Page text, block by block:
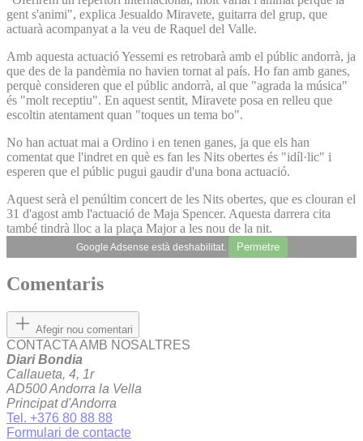
gent s'animi", explica Jesualdo Miravete, guitarra del grup, que
actuarà acompanyat a la veu de Raquel del Valle.
Amb aquesta actuació Yessemi es retrobarà amb el públic andorrà, ja
que des de la pandèmia no havien tornat al país. Ho fan amb ganes,
perquè consideren que el públic andorrà, al que "agrada la música"
és "molt receptiu". En aquest sentit, Miravete posa en relleu que
escoltin atentament quan "toques un tema bo".
No han actuat mai a Ordino i en tenen ganes, ja que els han
comentat que l'indret en què es fan les Nits obertes és "idíl·lic" i
esperen que el públic pugui gaudir d'una bona actuació.
Aquest serà el penúltim concert de les Nits obertes, que es clouran el
31 d'agost amb l'actuació de Maja Spencer. Aquesta darrera cita
també tindrà lloc a la plaça Major a les nou de la nit.
Google Adsense està deshabilitat. Permetre
Comentaris
Afegir nou comentari
CONTACTA AMB NOSALTRES
Diari Bondia
Callaueta, 4, 1r
AD500 Andorra la Vella
Principat d'Andorra
Tel. +376 80 88 88
Formulari de contacte